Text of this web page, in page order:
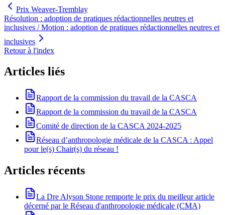
Prix Weaver-Tremblay
Résolution : adoption de pratiques rédactionnelles neutres et
inclusives / Motion : adoption de pratiques rédactionnelles neutres et
inclusives
Retour à l'index
Articles liés
Rapport de la commission du travail de la CASCA
Rapport de la commission du travail de la CASCA
Comité de direction de la CASCA 2024-2025
Réseau d’anthropologie médicale de la CASCA : Appel
pour le(s) Chair(s) du réseau !
Articles récents
La Dre Alyson Stone remporte le prix du meilleur article
décerné par le Réseau d'anthropologie médicale (CMA)